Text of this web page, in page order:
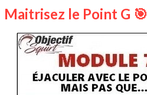
Maitrisez le Point G 🎯